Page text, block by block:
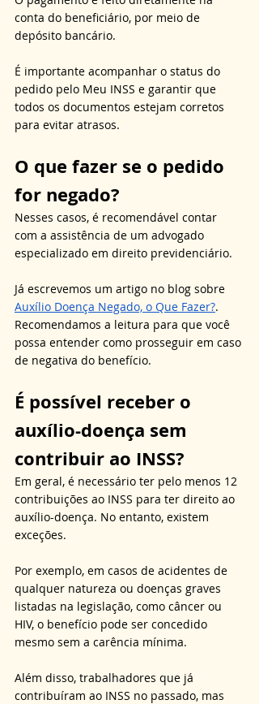
conta do beneficiário, por meio de
depósito bancário.
É importante acompanhar o status do
pedido pelo Meu INSS e garantir que
todos os documentos estejam corretos
para evitar atrasos.
O que fazer se o pedido
for negado?
Nesses casos, é recomendável contar
com a assistência de um advogado
especializado em direito previdenciário.
Já escrevemos um artigo no blog sobre
Auxílio Doença Negado, o Que Fazer?.
Recomendamos a leitura para que você
possa entender como prosseguir em caso
de negativa do benefício.
É possível receber o
auxílio-doença sem
contribuir ao INSS?
Em geral, é necessário ter pelo menos 12
contribuições ao INSS para ter direito ao
auxílio-doença. No entanto, existem
exceções.
Por exemplo, em casos de acidentes de
qualquer natureza ou doenças graves
listadas na legislação, como câncer ou
HIV, o benefício pode ser concedido
mesmo sem a carência mínima.
Além disso, trabalhadores que já
contribuíram ao INSS no passado, mas